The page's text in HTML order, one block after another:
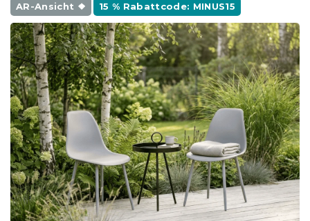
AR-Ansicht ❖ 15 % Rabattcode: MINUS15